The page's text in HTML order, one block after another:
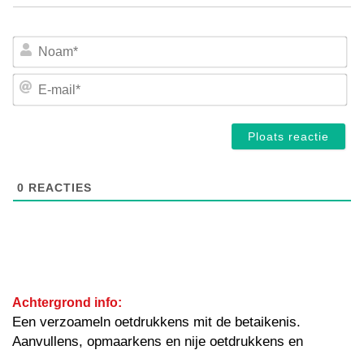
E-
0 REACTIES
Achtergrond info:
Een verzoameln oetdrukkens mit de betaikenis.
Aanvullens, opmaarkens en nije oetdrukkens en